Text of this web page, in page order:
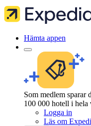
Hämta appen
Som medlem sparar
100 000 hotell i hela
Logga in
Läs om